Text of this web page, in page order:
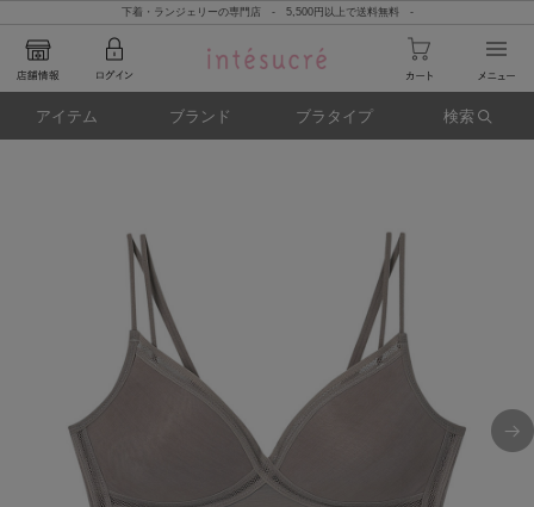
下着・ランジェリーの専門店 - 5,500円以上で送料無料 -
アイテム ブランド ブラタイプ 検索